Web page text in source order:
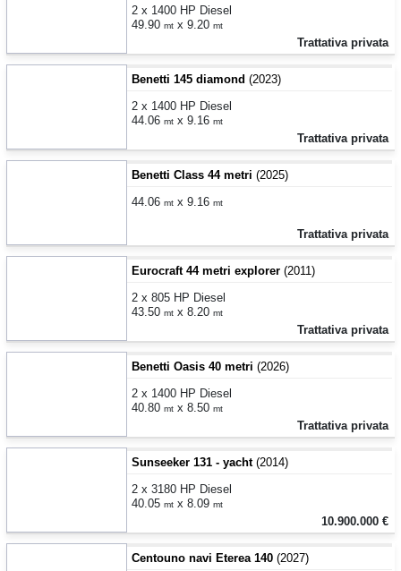
2 x 1400 HP Diesel
49.90 mt x 9.20 mt
Trattativa privata
Benetti 145 diamond (2023)
2 x 1400 HP Diesel
44.06 mt x 9.16 mt
Trattativa privata
Benetti Class 44 metri (2025)
44.06 mt x 9.16 mt
Trattativa privata
Eurocraft 44 metri explorer (2011)
2 x 805 HP Diesel
43.50 mt x 8.20 mt
Trattativa privata
Benetti Oasis 40 metri (2026)
2 x 1400 HP Diesel
40.80 mt x 8.50 mt
Trattativa privata
Sunseeker 131 - yacht(2014)
2 x 3180 HP Diesel
40.05 mt x 8.09 mt
10.900.000 €
Centouno navi Eterea 140 (2027)